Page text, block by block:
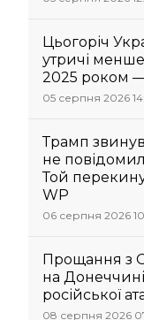
Цьогоріч
утричі
2025 роком
05 серпня 2026
Трамп
не
Той
WP
06 серпня 2026
Прощання з
на
російської
08 серпня 2026